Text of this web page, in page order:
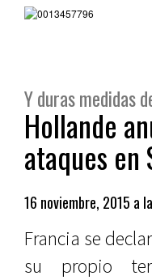
Y duras medidas
Hollande
ataques en
16 noviembre, 2015 a
Francia se
su propio